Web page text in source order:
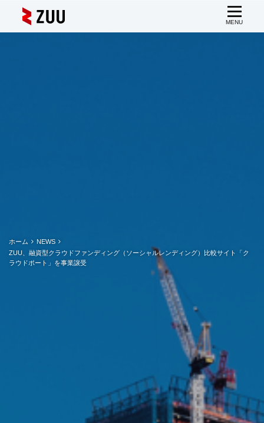
ホーム
NEWS
ZUU、融資型クラウドファンディング（ソーシャルレンディング）比較サイト「ク
ラウドポート」を事業譲受